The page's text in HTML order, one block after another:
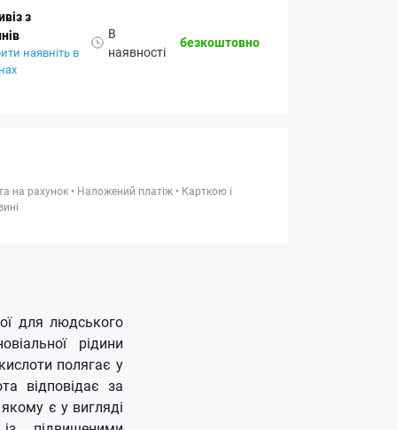
з
наявніть в
В
наявності
безкоштовно
на рахунок • Наложений платіж • Карткою і
для людського
рідини
полягає у
відповідає за
є у вигляді